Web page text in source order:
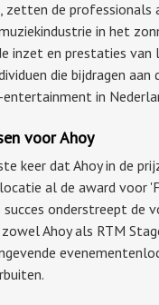
zetten de professionals
in het
inzet en prestaties van
die bijdragen aan
in
voor Ahoy
keer dat Ahoy in de
al de award voor
succes onderstreept de
Ahoy als RTM